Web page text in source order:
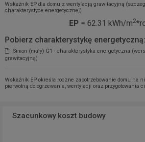
Wskaźnik EP dla domu z wentylacją grawitacyjną
charakterystyce energetycznej)
EP = 62.31 kWh/m2
Pobierz charakterystykę energetyczną:
Simon (mały) G1 - charakterystyka energetyczna
grawitacyjną)
Wskaźnik EP określa roczne zapotrzebowanie domu na
pierwotną do ogrzewania, wentylacji oraz przygotowania
Szacunkowy koszt budowy